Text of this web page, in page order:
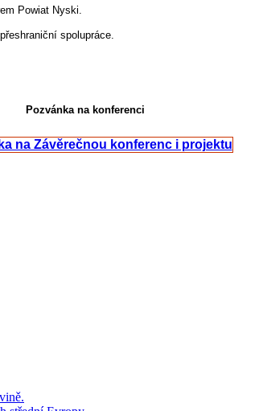
Powiat Nyski.
spolupráce.
Pozvánka na konferenci